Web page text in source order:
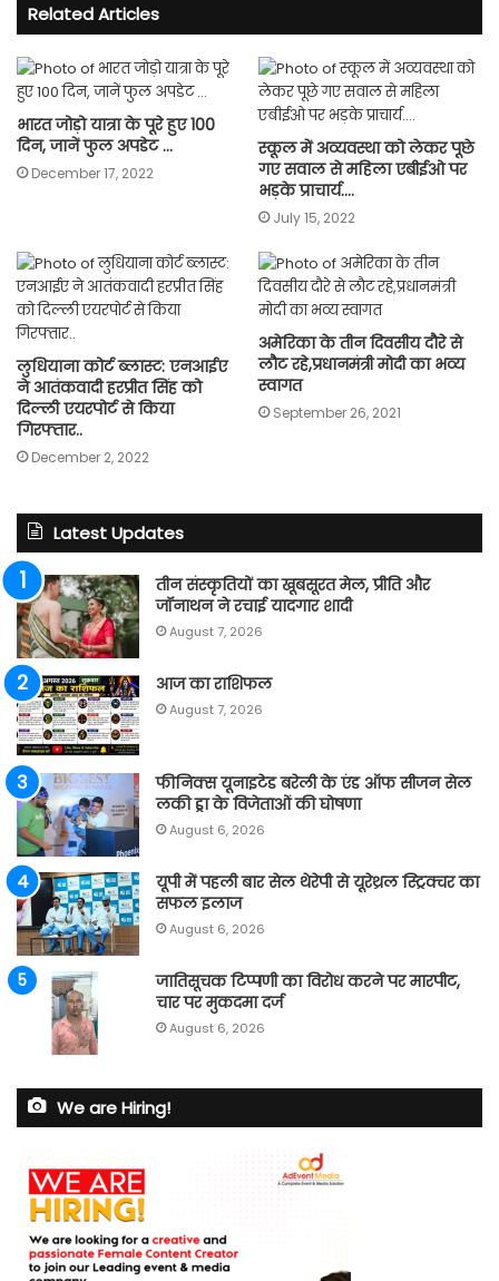
Related Articles
भारत जोड़ो यात्रा के पूरे हुए 100
दिन, जानें फुल अपडेट …
December 17, 2022
स्कूल में अव्यवस्था को लेकर पूछे
गए सवाल से महिला एबीईओ पर
भड़के प्राचार्य….
July 15, 2022
लुधियाना कोर्ट ब्लास्ट: एनआईए
ने आतंकवादी हरप्रीत सिंह को
दिल्ली एयरपोर्ट से किया
गिरफ्तार..
December 2, 2022
अमेरिका के तीन दिवसीय दौरे से
लौट रहे,प्रधानमंत्री मोदी का भव्य
स्वागत
September 26, 2021
Latest Updates
तीन संस्कृतियों का खूबसूरत मेल, प्रीति और
जॉनाथन ने रचाई यादगार शादी
August 7, 2026
आज का राशिफल
August 7, 2026
फीनिक्स यूनाइटेड बरेली के एंड ऑफ सीजन सेल
लकी ड्रा के विजेताओं की घोषणा
August 6, 2026
यूपी में पहली बार सेल थेरेपी से यूरेथ्रल स्ट्रिक्चर का
सफल इलाज
August 6, 2026
जातिसूचक टिप्पणी का विरोध करने पर मारपीट,
चार पर मुकदमा दर्ज
August 6, 2026
We are Hiring!